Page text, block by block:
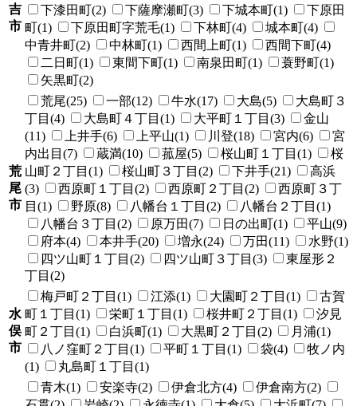
吉
市
下漆田町(2)
下薩摩瀬町(3) 下城本町(1)
下原田
町(1)
下原田町字荒毛(1) 下林町(4)
城本町(4)
中青井町(2)
中林町(1) 西間上町(1)
西間下町(4)
二日町(1)
東間下町(1) 南泉田町(1)
蓑野町(1)
矢黒町(2)
荒
尾
市
荒尾(25) 一部(12) 牛水(17) 大島(5)
大島町３
丁目(4)
大島町４丁目(1) 大平町１丁目(3)
金山
(11)
上井手(6) 上平山(1) 川登(18) 宮内(6)
宮
内出目(7)
蔵満(10) 菰屋(5) 桜山町１丁目(1)
桜
山町２丁目(1)
桜山町３丁目(2) 下井手(21)
高浜
(3)
西原町１丁目(2) 西原町２丁目(2)
西原町３丁
目(1)
野原(8) 八幡台１丁目(2)
八幡台２丁目(1)
八幡台３丁目(2)
原万田(7) 日の出町(1)
平山(9)
府本(4)
本井手(20) 増永(24) 万田(11)
水野(1)
四ツ山町１丁目(2)
四ツ山町３丁目(3)
東屋形２
丁目(2)
水
俣
市
梅戸町２丁目(1) 江添(1) 大園町２丁目(1)
古賀
町１丁目(1)
栄町１丁目(1) 桜井町２丁目(1)
汐見
町２丁目(1)
白浜町(1) 大黒町２丁目(2)
月浦(1)
八ノ窪町２丁目(1)
平町１丁目(1) 袋(4)
牧ノ内
(1)
丸島町１丁目(1)
青木(1)
安楽寺(2) 伊倉北方(4)
伊倉南方(2)